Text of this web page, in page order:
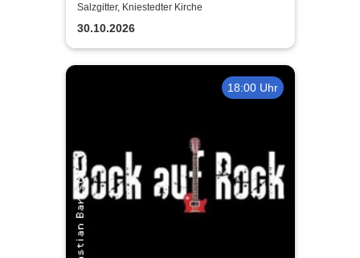
Salzgitter, Kniestedter Kirche
30.10.2026
18:00 Uhr